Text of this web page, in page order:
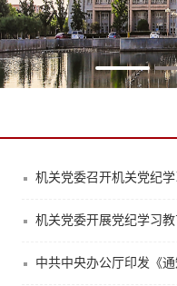
机关党委召开机关党纪
机关党委开展党纪学习
中共中央办公厅印发《